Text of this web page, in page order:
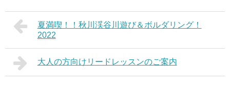
夏満喫！！秋川渓谷川遊び＆ボルダリング！
2022
大人の方向けリードレッスンのご案内